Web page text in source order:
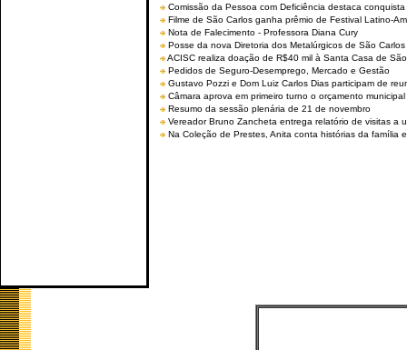
Comissão da Pessoa com Deficiência destaca
Filme de São Carlos ganha prêmio de Festival Latino-
Nota de Falecimento - Professora Diana Cury
Posse da nova Diretoria dos Metalúrgicos de São
ACISC realiza doação de R$40 mil à Santa Casa de
Pedidos de Seguro-Desemprego, Mercado e Gestão
Gustavo Pozzi e Dom Luiz Carlos Dias participam de
Câmara aprova em primeiro turno o orçamento
Resumo da sessão plenária de 21 de novembro
Vereador Bruno Zancheta entrega relatório de visitas a
Na Coleção de Prestes, Anita conta histórias da família